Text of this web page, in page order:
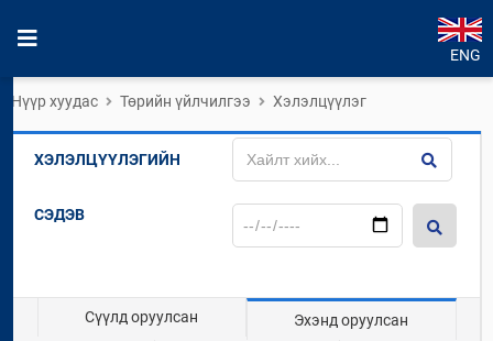
ENG
Нүүр хуудас Төрийн үйлчилгээ Хэлэлцүүлэг
ХЭЛЭЛЦҮҮЛЭГИЙН
СЭДЭВ
Сүүлд оруулсан Эхэнд оруулсан